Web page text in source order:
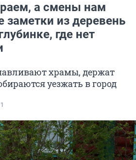
а смены нам
заметки из деревень
где нет
храмы, держат
уезжать в город